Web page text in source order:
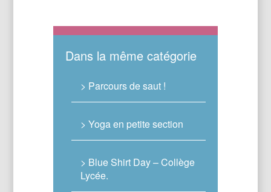
Dans la même catégorie
> Parcours de saut !
> Yoga en petite section
> Blue Shirt Day – Collège
Lycée.